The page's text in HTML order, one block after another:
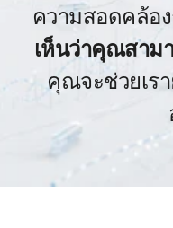
ความสอดคล้อ
เห็นว่าคุณสาม
คุณจะช่วยเร